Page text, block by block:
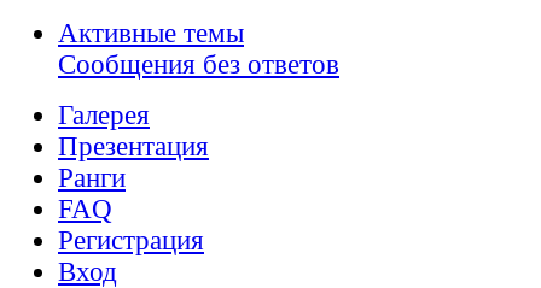
Активные темы
Сообщения без ответов
Галерея
Презентация
Ранги
FAQ
Регистрация
Вход